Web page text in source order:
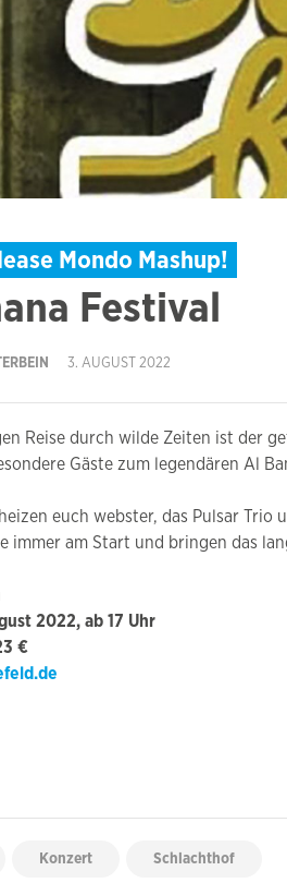
Mondo Mashup!
Festival
3. AUGUST 2022
Reise durch wilde Zeiten ist der
Gäste zum legendären Al
euch webster, das Pulsar
immer am Start und bringen das
2022, ab 17 Uhr
€
Konzert Schlachthof